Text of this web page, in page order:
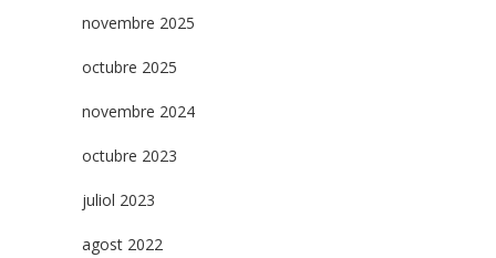
novembre 2025
octubre 2025
novembre 2024
octubre 2023
juliol 2023
agost 2022